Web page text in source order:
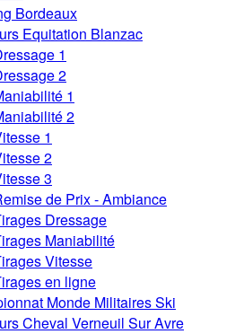
Bordeaux
Equitation Blanzac
1
2
1
2
1
2
3
de Prix - Ambiance
Dressage
Maniabilité
Vitesse
en ligne
Monde Militaires Ski
Cheval Verneuil Sur Avre